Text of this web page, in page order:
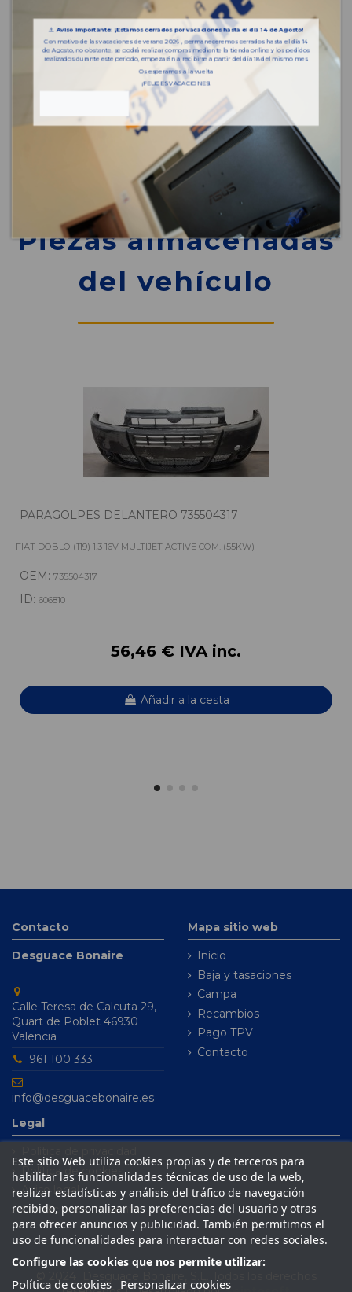
Piezas almacenadas
del vehículo
PARAGOLPES DELANTERO 735504317
FIAT DOBLO (119) 1.3 16V MULTIJET ACTIVE COM. (55KW)
OEM: 735504317
ID: 606810
56,46 € IVA inc.
Añadir a la cesta
Contacto
Desguace Bonaire
Calle Teresa de Calcuta 29,
Quart de Poblet 46930
Valencia
961 100 333
info@desguacebonaire.es
Mapa sitio web
Inicio
Baja y tasaciones
Campa
Recambios
Pago TPV
Contacto
Legal
Política de cookies
Aviso legal
Condiciones de venta
Este sitio Web utiliza cookies propias y de terceros para
habilitar las funcionalidades técnicas de uso de la web,
realizar estadísticas y análisis del tráfico de navegación
recibido, personalizar las preferencias del usuario y otras
para ofrecer anuncios y publicidad. También permitimos el
uso de funcionalidades para interactuar con redes sociales.
Configure las cookies que nos permite utilizar:
Política de cookies Personalizar cookies
⚠️Aviso importante: ¡Estamos cerrados por vacaciones hasta el día 14 de Agosto!
Con motivo de las vacaciones de verano 2026 , permaneceremos cerrados hasta el día 14
de Agosto, no obstante, se podrá realizar compras mediante la tienda online y los pedidos
realizados durante este periodo, empezarán a recibirse a partir del día 18 del mismo mes.
Os esperamos a la vuelta
¡FELICES VACACIONES!